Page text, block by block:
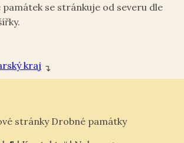
kraj ↴
památek se stránkuje od severu dle
stránky Drobné památky